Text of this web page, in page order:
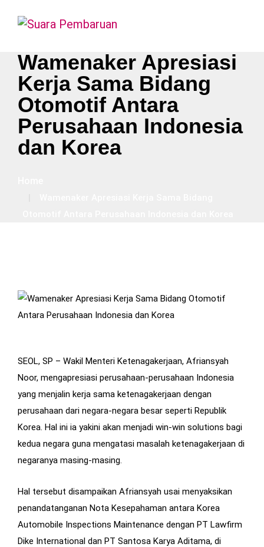
Wamenaker Apresiasi
Kerja Sama Bidang
Otomotif Antara
Perusahaan Indonesia
dan Korea
SEOL, SP – Wakil Menteri Ketenagakerjaan, Afriansyah
Noor, mengapresiasi perusahaan-perusahaan Indonesia
yang menjalin kerja sama ketenagakerjaan dengan
perusahaan dari negara-negara besar seperti Republik
Korea. Hal ini ia yakini akan menjadi win-win solutions bagi
kedua negara guna mengatasi masalah ketenagakerjaan di
negaranya masing-masing.
Hal tersebut disampaikan Afriansyah usai menyaksikan
penandatanganan Nota Kesepahaman antara Korea
Automobile Inspections Maintenance dengan PT Lawfirm
Dike International dan PT Santosa Karya Aditama, di